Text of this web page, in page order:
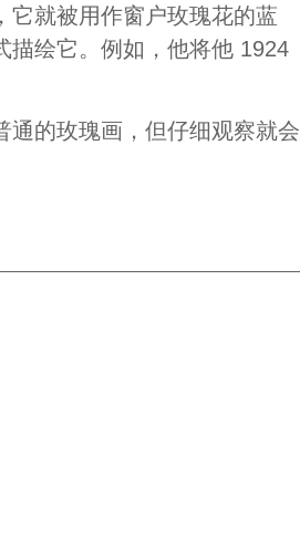
它就被用作窗户玫瑰花的蓝
描绘它。例如，他将他 1924
通的玫瑰画，但仔细观察就会